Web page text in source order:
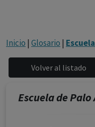
Inicio | Glosario |
Escuela de Palo